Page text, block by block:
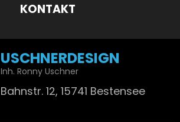
KONTAKT
USCHNERDESIGN
Inh. Ronny Uschner
Bahnstr. 12, 15741 Bestensee